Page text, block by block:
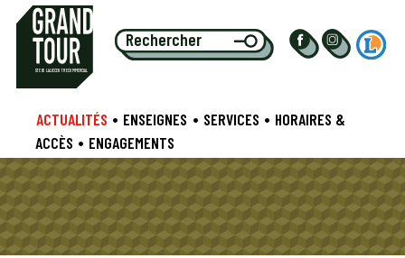
STE EU LALIE CENTRE COMMERCIAL
ACTUALITÉS • ENSEIGNES • SERVICES • HORAIRES &
ACCÈS • ENGAGEMENTS